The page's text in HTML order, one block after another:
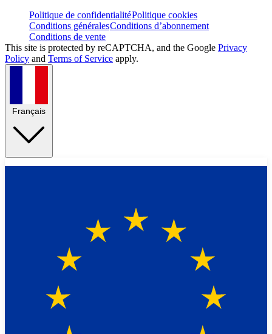
Politique de confidentialitéPolitique cookies
Conditions généralesConditions d’abonnement
Conditions de vente
This site is protected by reCAPTCHA, and the Google Privacy
Policy and Terms of Service apply.
Français